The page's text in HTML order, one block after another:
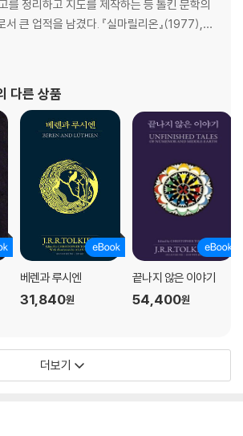
를 정리하고 지도를 제작하는 등 톨킨 문학의
큰 업적을 남겼다. 『실마릴리온』(1977),
(1980), 『가운데땅의 역사서 1~12』(1983~1
』(2007), 『베렌과 루시엔』(2017), 『곤돌린
다른 상품
베렌과 루시엔
31,840원
끝나지 않은 이야기
54,400원
더보기